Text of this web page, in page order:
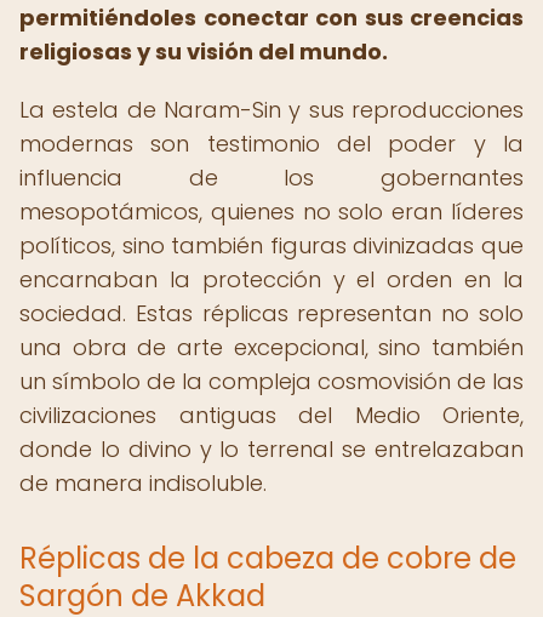
permitiéndoles conectar con sus creencias
religiosas y su visión del mundo.
La estela de Naram-Sin y sus reproducciones
modernas son testimonio del poder y la
influencia de los gobernantes
mesopotámicos, quienes no solo eran líderes
políticos, sino también figuras divinizadas que
encarnaban la protección y el orden en la
sociedad. Estas réplicas representan no solo
una obra de arte excepcional, sino también
un símbolo de la compleja cosmovisión de las
civilizaciones antiguas del Medio Oriente,
donde lo divino y lo terrenal se entrelazaban
de manera indisoluble.
Réplicas de la cabeza de cobre de
Sargón de Akkad